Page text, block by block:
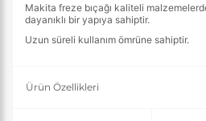
Makita freze bıçağı kaliteli
dayanıklı bir yapıya sahiptir.
Uzun süreli kullanım ömrüne sahiptir.
Ürün Özellikleri